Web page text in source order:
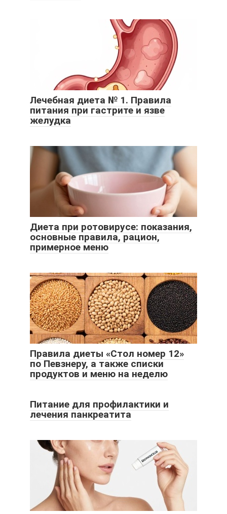
Лечебная диета № 1. Правила
питания при гастрите и язве
желудка
Диета при ротовирусе: показания,
основные правила, рацион,
примерное меню
Правила диеты «Стол номер 12»
по Певзнеру, а также списки
продуктов и меню на неделю
Питание для профилактики и
лечения панкреатита